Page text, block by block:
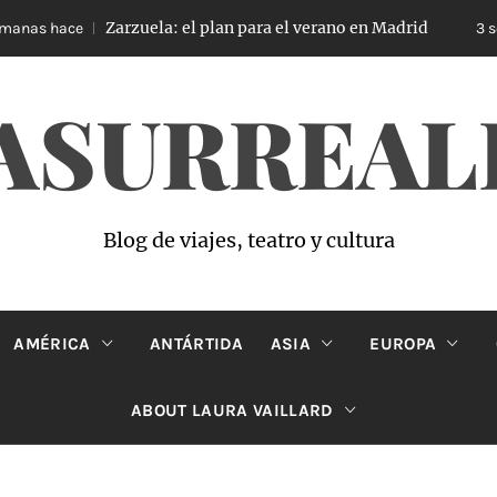
el plan para el verano en Madrid 3 semanas hace
Blog de viajes, teatro y cultura
AMÉRICA ANTÁRTIDA ASIA EUROPA
ABOUT LAURA VAILLARD